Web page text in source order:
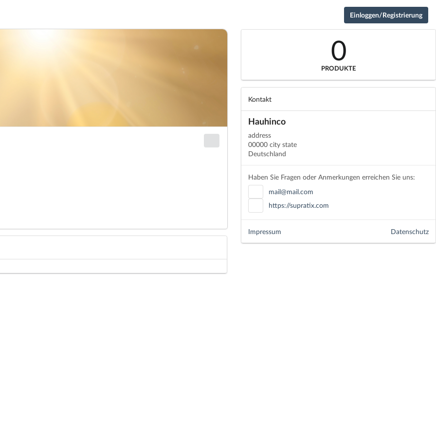
Einloggen/Registrierung
0
PRODUKTE
Kontakt
Hauhinco
address
00000 city state
Deutschland
Haben Sie Fragen oder Anmerkungen erreichen Sie uns:
mail@mail.com
https://supratix.com
Datenschutz
Impressum